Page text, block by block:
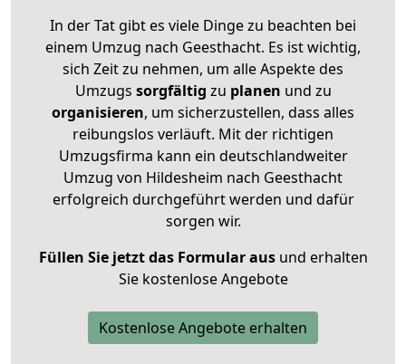
In der Tat gibt es viele Dinge zu beachten bei
einem Umzug nach Geesthacht. Es ist wichtig,
sich Zeit zu nehmen, um alle Aspekte des
Umzugs sorgfältig zu planen und zu
organisieren, um sicherzustellen, dass alles
reibungslos verläuft. Mit der richtigen
Umzugsfirma kann ein deutschlandweiter
Umzug von Hildesheim nach Geesthacht
erfolgreich durchgeführt werden und dafür
sorgen wir.
Füllen Sie jetzt das Formular ausund erhalten
Sie kostenlose Angebote
Kostenlose Angebote erhalten